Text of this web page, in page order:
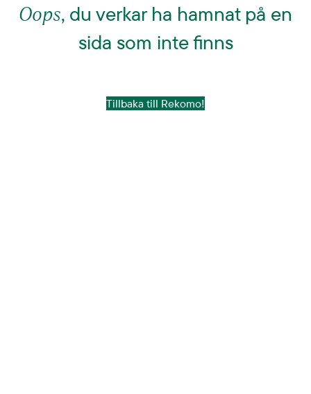
Oops, du verkar ha hamnat på en
sida som inte finns
Tillbaka till Rekomo!